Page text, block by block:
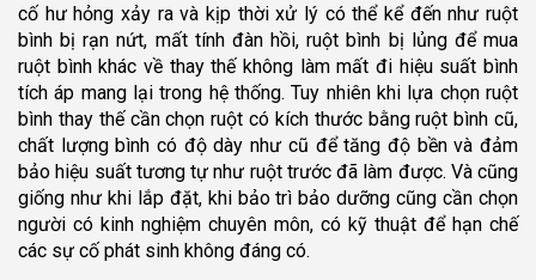
cố hư hỏng xảy ra và kịp thời xử lý có thể kể đến như ruột
bình bị rạn nứt, mất tính đàn hồi, ruột bình bị lủng để mua
ruột bình khác về thay thế không làm mất đi hiệu suất bình
tích áp mang lại trong hệ thống. Tuy nhiên khi lựa chọn ruột
bình thay thế cần chọn ruột có kích thước bằng ruột bình cũ,
chất lượng bình có độ dày như cũ để tăng độ bền và đảm
bảo hiệu suất tương tự như ruột trước đã làm được. Và cũng
giống như khi lắp đặt, khi bảo trì bảo dưỡng cũng cần chọn
người có kinh nghiệm chuyên môn, có kỹ thuật để hạn chế
các sự cố phát sinh không đáng có.